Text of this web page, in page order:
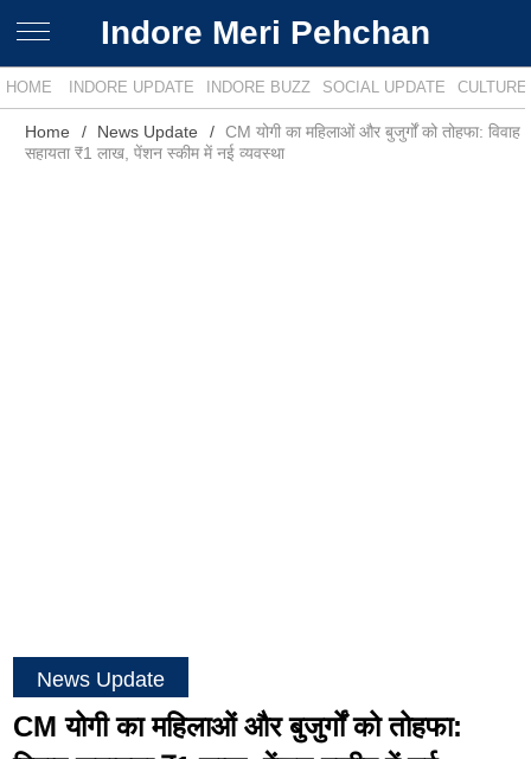
Indore Meri Pehchan
HOME INDORE UPDATE INDORE BUZZ SOCIAL UPDATE
Home News Update
CM योगी का महिलाओं और बुजुर्गों को तोहफा: विवाह
सहायता ₹1 लाख, पेंशन स्कीम में नई व्यवस्था
News Update
CM योगी का महिलाओं और बुजुर्गों को तोहफा: